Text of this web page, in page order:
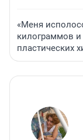
«Меня
килограммов
пластических